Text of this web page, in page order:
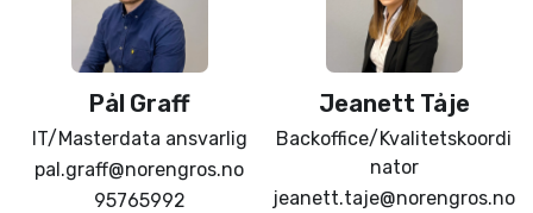
Pål Graff
IT/Masterdata ansvarlig
pal.graff@norengros.no
95765992
Jeanett Tåje
Backoffice/Kvalitetskoordi
nator
jeanett.taje@norengros.no